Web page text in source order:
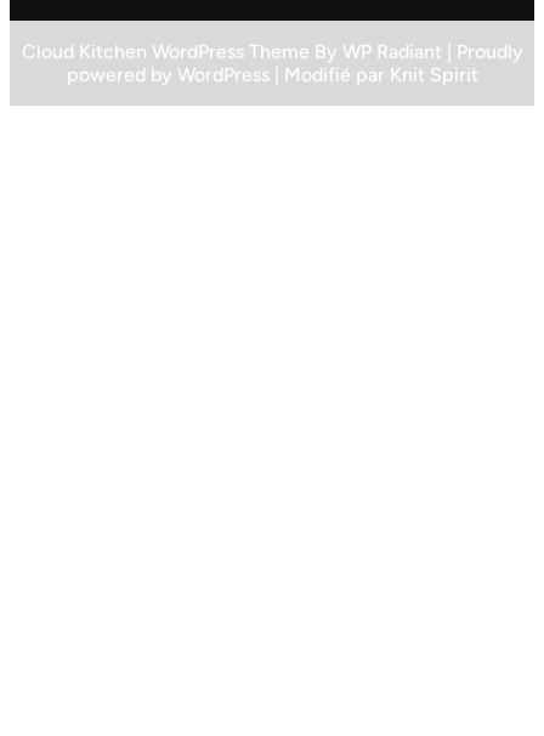
Cloud Kitchen WordPress Theme By WP Radiant | Proudly
powered by WordPress| Modifié par Knit Spirit